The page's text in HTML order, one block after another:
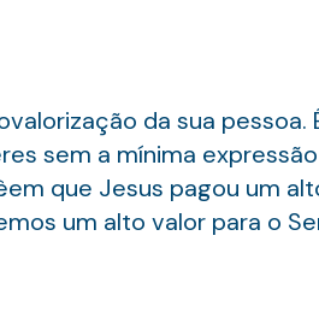
da sua
sem a mínima
que Jesus pagou um
um alto valor para o